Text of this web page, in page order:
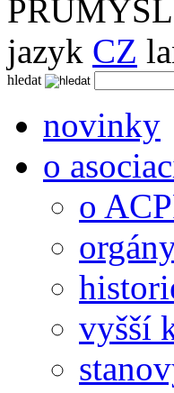
jazyk CZ
hledat
novinky
o
o
vyšší